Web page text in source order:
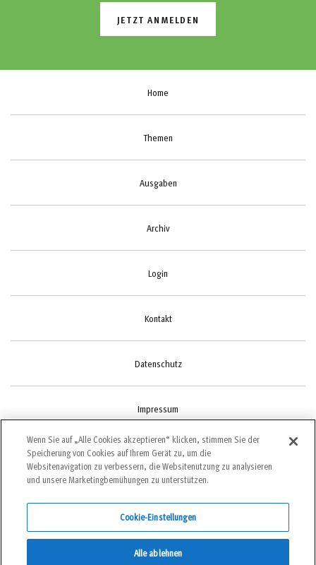
JETZT ANMELDEN
Home
Themen
Ausgaben
Archiv
Login
Kontakt
Datenschutz
Impressum
Cookie-Einstellungen
©2022 bergundsteigen
Wenn Sie auf „Alle Cookies akzeptieren“ klicken, stimmen Sie der
Speicherung von Cookies auf Ihrem Gerät zu, um die
Websitenavigation zu verbessern, die Websitenutzung zu analysieren
und unsere Marketingbemühungen zu unterstützen.
Cookie-Einstellungen
Alle ablehnen